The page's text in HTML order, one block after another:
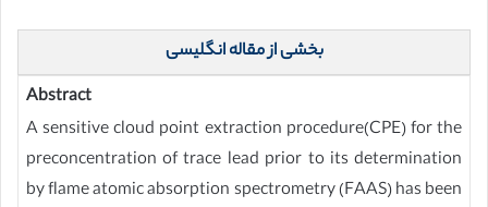
بخشی از مقاله انگلیسی
Abstract
A sensitive cloud point extraction procedure(CPE) for the
preconcentration of trace lead prior to its determination
by flame atomic absorption spectrometry (FAAS) has been